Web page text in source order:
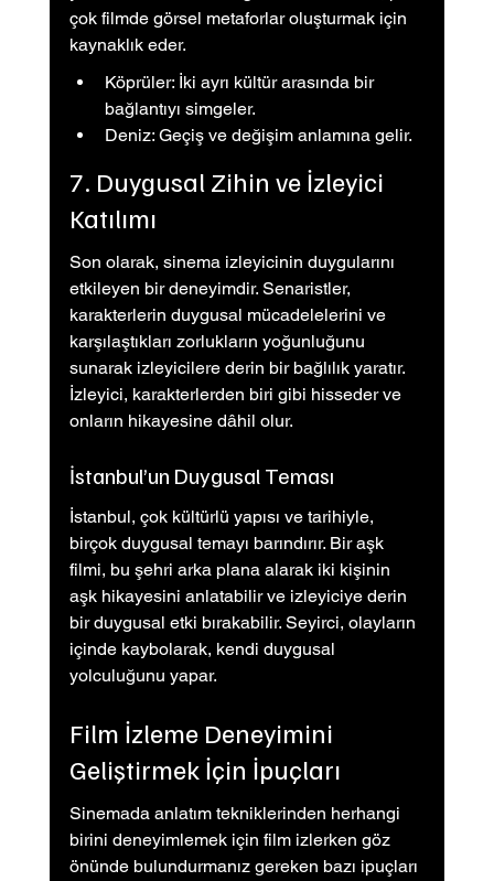
çok filmde görsel metaforlar oluşturmak için
kaynaklık eder.
Köprüler: İki ayrı kültür arasında bir
bağlantıyı simgeler.
Deniz: Geçiş ve değişim anlamına gelir.
7. Duygusal Zihin ve İzleyici
Katılımı
Son olarak, sinema izleyicinin duygularını
etkileyen bir deneyimdir. Senaristler,
karakterlerin duygusal mücadelelerini ve
karşılaştıkları zorlukların yoğunluğunu
sunarak izleyicilere derin bir bağlılık yaratır.
İzleyici, karakterlerden biri gibi hisseder ve
onların hikayesine dâhil olur.
İstanbul’un Duygusal Teması
İstanbul, çok kültürlü yapısı ve tarihiyle,
birçok duygusal temayı barındırır. Bir aşk
filmi, bu şehri arka plana alarak iki kişinin
aşk hikayesini anlatabilir ve izleyiciye derin
bir duygusal etki bırakabilir. Seyirci, olayların
içinde kaybolarak, kendi duygusal
yolculuğunu yapar.
Film İzleme Deneyimini
Geliştirmek İçin İpuçları
Sinemada anlatım tekniklerinden herhangi
birini deneyimlemek için film izlerken göz
önünde bulundurmanız gereken bazı ipuçları